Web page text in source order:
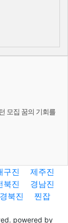
모집 꿈의 기회를
구진
제주진
북진
경남진
경북진
찐잡
powered by